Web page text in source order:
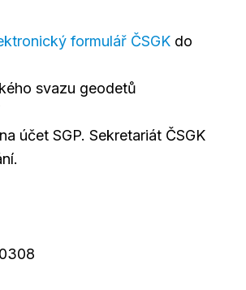
formulář ČSGK do
svazu geodetů
účet SGP. Sekretariát ČSGK